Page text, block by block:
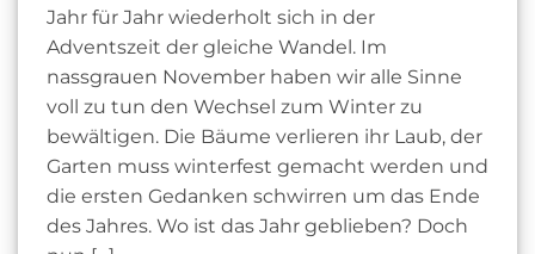
Jahr für Jahr wiederholt sich in der
Adventszeit der gleiche Wandel. Im
nassgrauen November haben wir alle Sinne
voll zu tun den Wechsel zum Winter zu
bewältigen. Die Bäume verlieren ihr Laub, der
Garten muss winterfest gemacht werden und
die ersten Gedanken schwirren um das Ende
des Jahres. Wo ist das Jahr geblieben? Doch